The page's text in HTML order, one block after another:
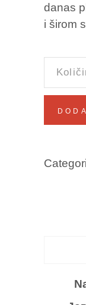
danas
i širom